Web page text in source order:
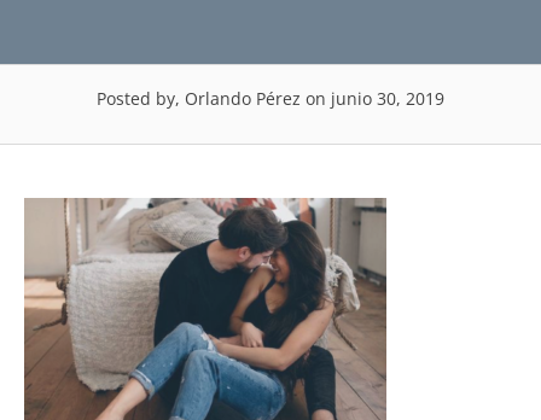
Posted by, Orlando Pérez on junio 30, 2019